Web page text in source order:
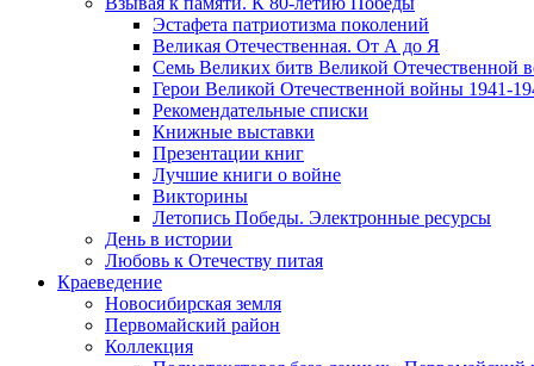
Эcтафета патриотизма поколений
Великая Отечественная. От А до Я
Семь Великих битв Великой Отечественной
Герои Великой Отечественной войны 1941-
Рекомендательные списки
Книжные выставки
Презентации книг
Лучшие книги о войне
Викторины
Летопись Победы. Электронные ресурсы
День в истории
Любовь к Отечеству питая
Краеведение
Новосибирская земля
Первомайский район
Коллекция